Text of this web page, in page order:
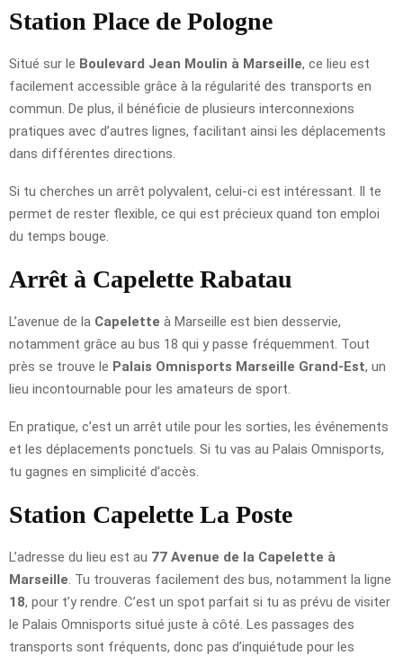
Station Place de Pologne
Situé sur le Boulevard Jean Moulin à Marseille, ce lieu est
facilement accessible grâce à la régularité des transports en
commun. De plus, il bénéficie de plusieurs interconnexions
pratiques avec d’autres lignes, facilitant ainsi les déplacements
dans différentes directions.
Si tu cherches un arrêt polyvalent, celui-ci est intéressant. Il te
permet de rester flexible, ce qui est précieux quand ton emploi
du temps bouge.
Arrêt à Capelette Rabatau
L’avenue de la Capelette à Marseille est bien desservie,
notamment grâce au bus 18 qui y passe fréquemment. Tout
près se trouve le Palais Omnisports Marseille Grand-Est, un
lieu incontournable pour les amateurs de sport.
En pratique, c’est un arrêt utile pour les sorties, les événements
et les déplacements ponctuels. Si tu vas au Palais Omnisports,
tu gagnes en simplicité d’accès.
Station Capelette La Poste
L’adresse du lieu est au 77 Avenue de la Capelette à
Marseille . Tu trouveras facilement des bus, notamment la ligne
18, pour t’y rendre. C’est un spot parfait si tu as prévu de visiter
le Palais Omnisports situé juste à côté. Les passages des
transports sont fréquents, donc pas d’inquiétude pour les